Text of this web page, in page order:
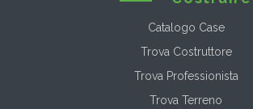
Catalogo Case
Trova Costruttore
Trova Professionista
Trova Terreno